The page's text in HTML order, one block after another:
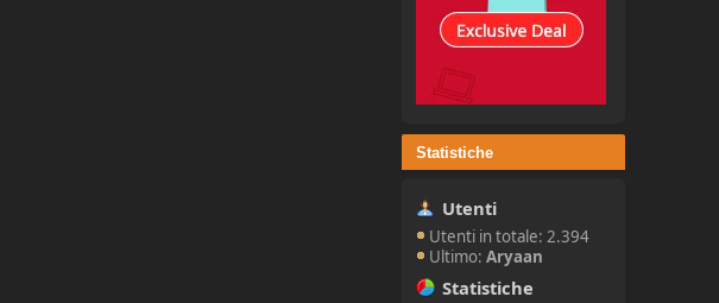
Statistiche
Utenti
Utenti in totale: 2.394
Ultimo:Aryaan
Statistiche